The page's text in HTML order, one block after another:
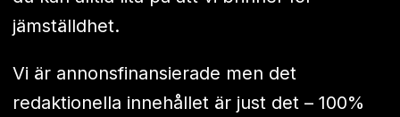
jämställdhet.
Vi är annonsfinansierade men det
redaktionella innehållet är just det – 100%